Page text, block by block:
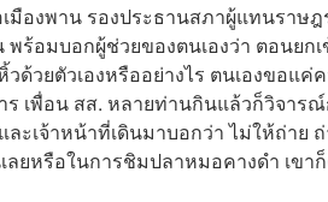
เมืองพาน รองประธานสภาผู้แทนรา
ร้อมบอกผู้ช่วยของตนเองว่า ตอนยก
ด้วยตัวเองหรืออย่างไร ตนเองขอแ
เพื่อน สส. หลายท่านกินแล้วก็วิจาร
ละเจ้าหน้าที่เดินมาบอกว่า ไม่ให้ถ่า
ยหรือในการชิมปลาหมอคางดำ เขา